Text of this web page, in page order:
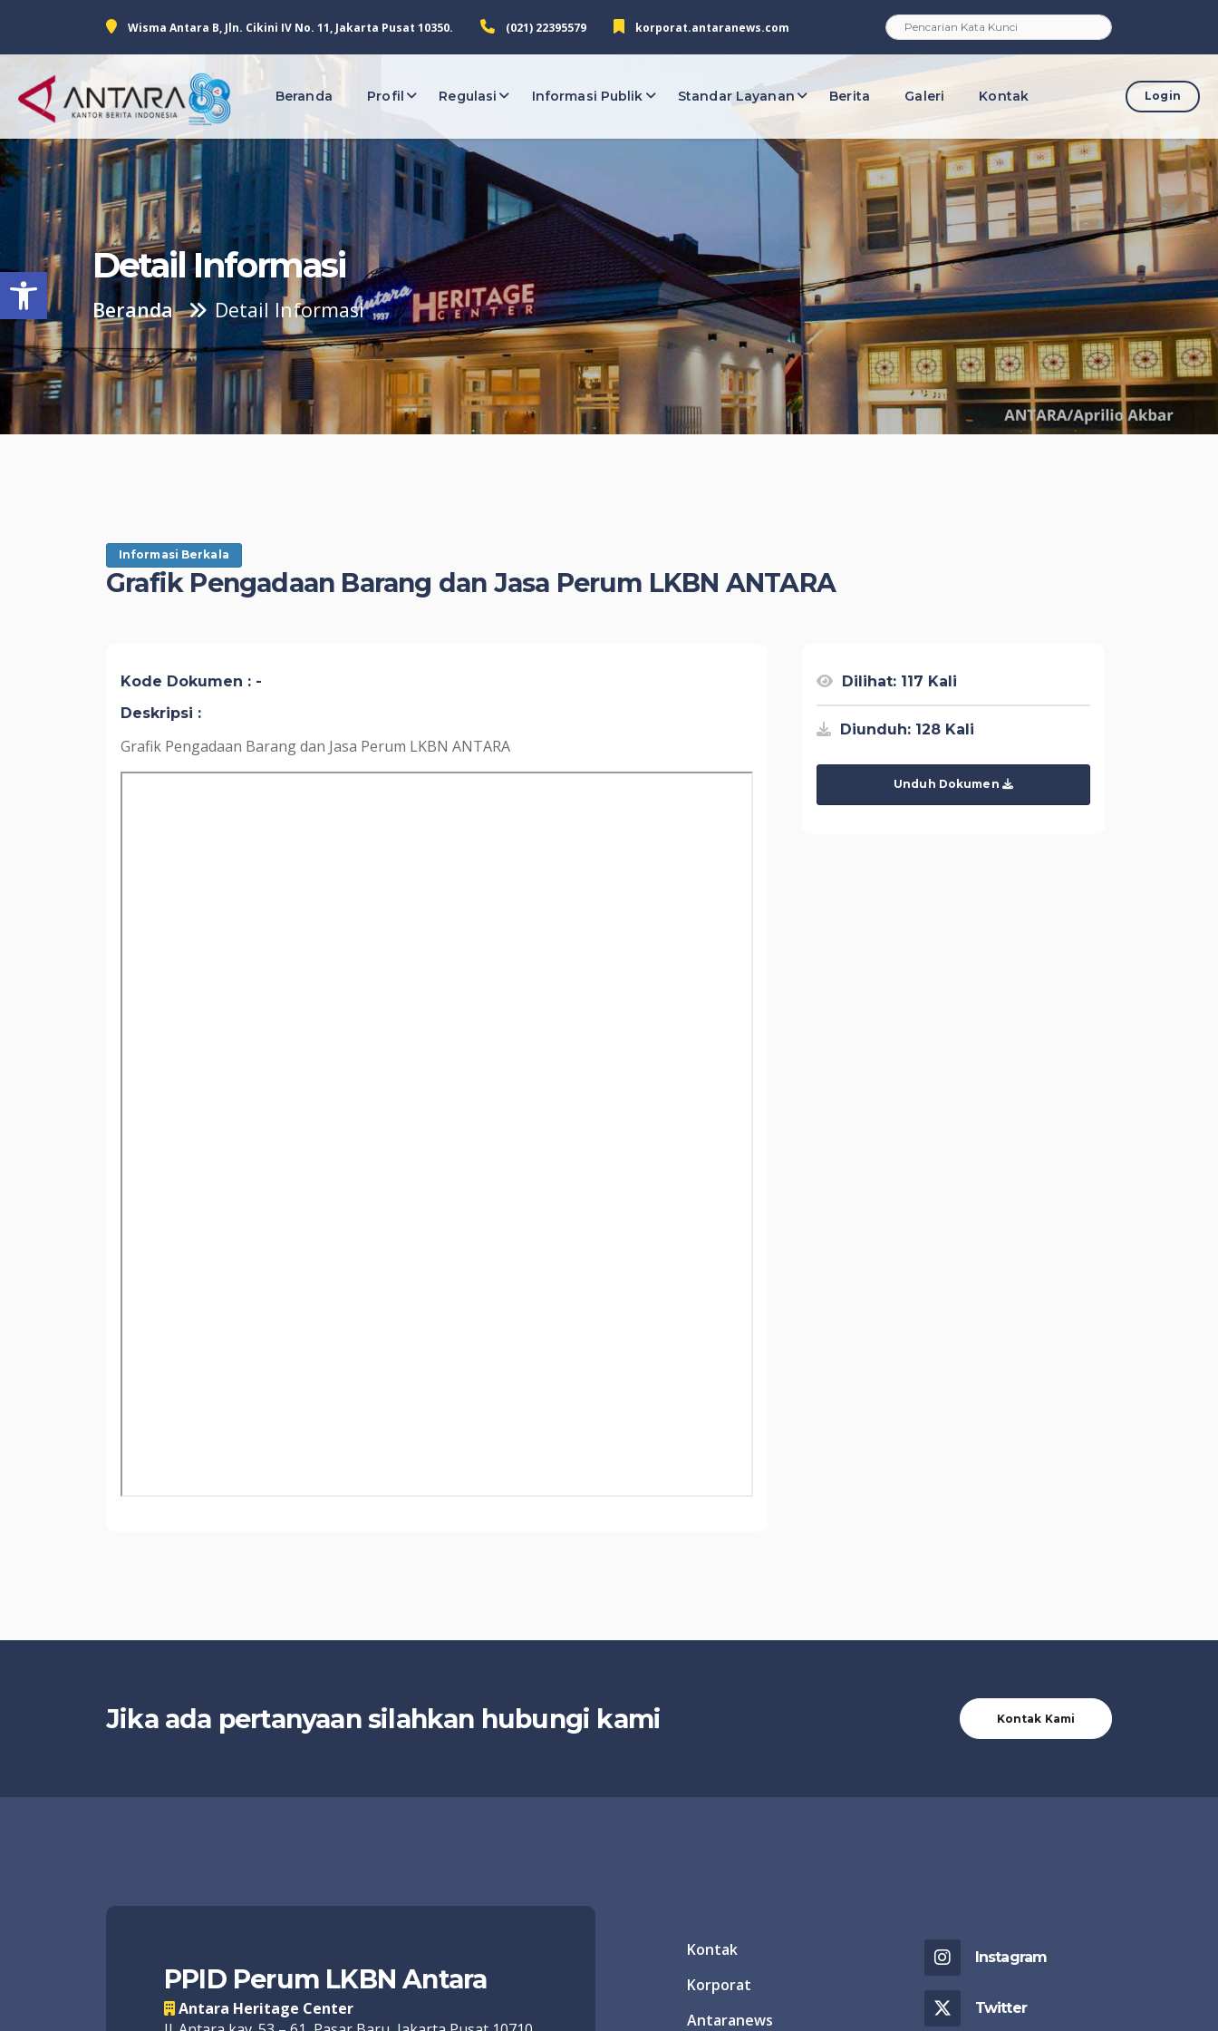
Open toolbar
Wisma Antara B, Jln. Cikini IV No. 11, Jakarta Pusat 10350. (021) 22395579 korporat.antaranews.com
Beranda Profil Regulasi Informasi Publik Standar Layanan Berita Galeri Kontak Login
Detail Informasi
Beranda Detail Informasi
Informasi Berkala
Grafik Pengadaan Barang dan Jasa Perum LKBN ANTARA
Kode Dokumen : -
Deskripsi :
Grafik Pengadaan Barang dan Jasa Perum LKBN ANTARA
Dilihat: 117 Kali
Diunduh: 128 Kali
Unduh Dokumen
Jika ada pertanyaan silahkan hubungi kami Kontak Kami
PPID Perum LKBN Antara
Antara Heritage Center
Kontak
Korporat
Antaranews
Instagram
Twitter